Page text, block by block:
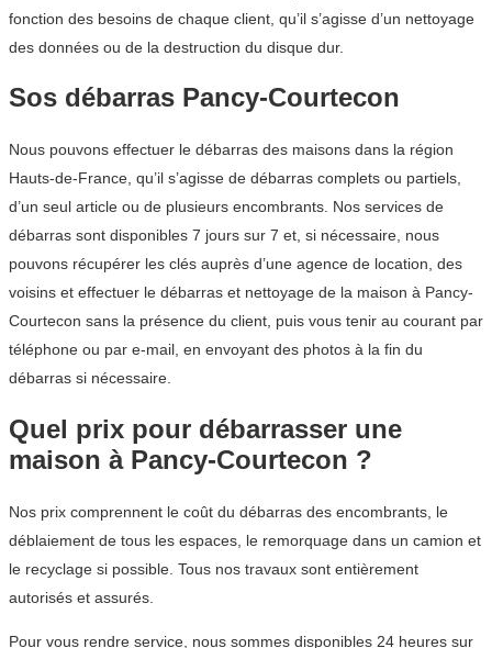
fonction des besoins de chaque client, qu’il s’agisse d’un nettoyage
des données ou de la destruction du disque dur.
Sos débarras Pancy-Courtecon
Nous pouvons effectuer le débarras des maisons dans la région
Hauts-de-France, qu’il s’agisse de débarras complets ou partiels,
d’un seul article ou de plusieurs encombrants. Nos services de
débarras sont disponibles 7 jours sur 7 et, si nécessaire, nous
pouvons récupérer les clés auprès d’une agence de location, des
voisins et effectuer le débarras et nettoyage de la maison à Pancy-
Courtecon sans la présence du client, puis vous tenir au courant par
téléphone ou par e-mail, en envoyant des photos à la fin du
débarras si nécessaire.
Quel prix pour débarrasser une
maison à Pancy-Courtecon ?
Nos prix comprennent le coût du débarras des encombrants, le
déblaiement de tous les espaces, le remorquage dans un camion et
le recyclage si possible. Tous nos travaux sont entièrement
autorisés et assurés.
Pour vous rendre service, nous sommes disponibles 24 heures sur